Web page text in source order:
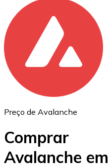
Ethereum
ETH
Preço de Avalanche
Comprar
Avalanche